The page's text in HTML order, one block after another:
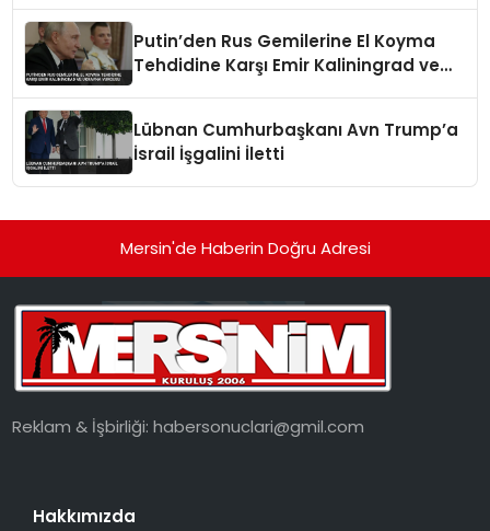
Putin’den Rus Gemilerine El Koyma
Tehdidine Karşı Emir Kaliningrad ve
Lübnan Cumhurbaşkanı Avn Trump’a
İsrail İşgalini İletti
Mersin'de Haberin Doğru Adresi
Reklam & İşbirliği:habersonuclari@gmil.com
Hakkımızda